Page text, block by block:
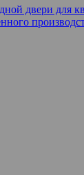
двери для